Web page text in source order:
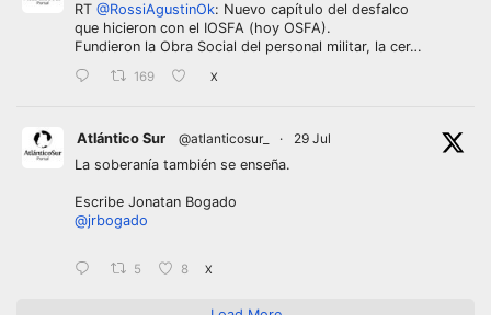
RT @RossiAgustinOk: Nuevo capítulo del desfalco
que hicieron con el IOSFA (hoy OSFA).
Fundieron la Obra Social del personal militar, la cer…
169 X
Atlántico Sur @atlanticosur_ ·
29 Jul
La soberanía también se enseña.
Escribe Jonatan Bogado
@jrbogado
5 8 X